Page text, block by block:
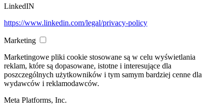
LinkedIN
https://www.linkedin.com/legal/privacy-policy
Marketing
Marketingowe pliki cookie stosowane są w celu wyświetlania
reklam, które są dopasowane, istotne i interesujące dla
poszczególnych użytkowników i tym samym bardziej cenne dla
wydawców i reklamodawców.
Meta Platforms, Inc.